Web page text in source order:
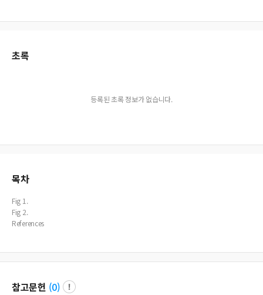
초록
등록된 초록 정보가 없습니다.
목차
Fig 1.
Fig 2.
References
참고문헌 (0)